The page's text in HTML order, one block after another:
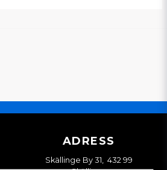
ADRESS
Skällinge By 31, 432 99